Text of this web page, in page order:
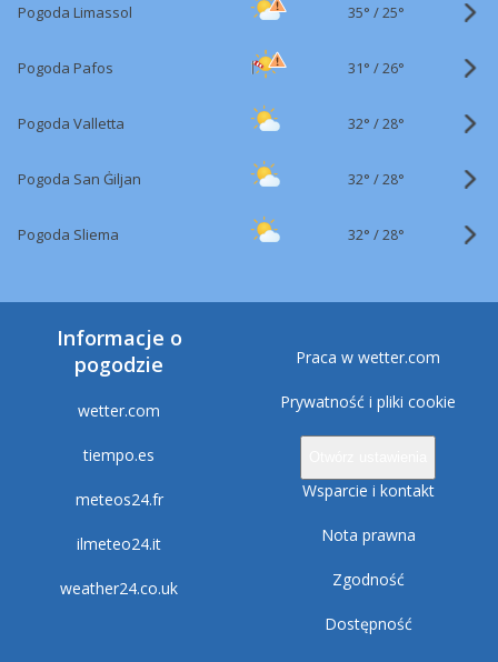
Pogoda Limassol 35° /25°
Pogoda Pafos 31° /26°
Pogoda Valletta 32° /28°
Pogoda San Ġiljan 32° /28°
Pogoda Sliema 32° /28°
Informacje o
pogodzie
wetter.com
tiempo.es
meteos24.fr
ilmeteo24.it
weather24.co.uk
Praca w wetter.com
Prywatność i pliki cookie
Wsparcie i kontakt
Nota prawna
Zgodność
Dostępność